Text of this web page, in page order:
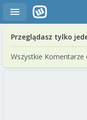
Przeglądasz tylko
Wszystkie Komentarze